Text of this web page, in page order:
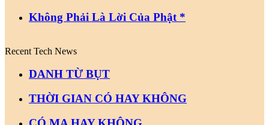
Không Phải Là Lời Của Phật *
Recent Tech News
DANH TỪ BỤT
THỜI GIAN CÓ HAY KHÔNG